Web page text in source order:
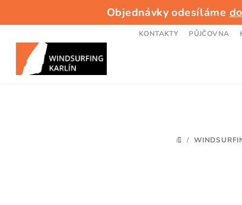
Objednávky odesíláme
KONTAKTY PŮJČOVNA
DOMŮ
/